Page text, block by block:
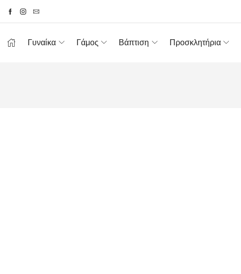
Γυναίκα Γάμος Βάπτιση Προσκλητήρια